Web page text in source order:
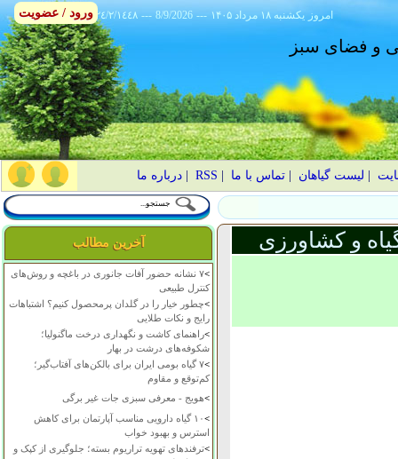
٢٤/٢/١٤٤٨ --- 8/9/2026 --- ۱۴۰۵ يکشنبه ۱۸ مرداد امروز
و فضای سبز
لیست گیاهان |تماس با ما RSS
|درباره ما
آخرین مطالب
>
۷ نشانه حضور آفات جانوری در باغچه و روش‌های
کنترل طبیعی
>چطور خیار را در گلدان پرمحصول کنیم؟ اشتباهات
رایج و نکات طلایی
>راهنمای کاشت و نگهداری درخت ماگنولیا؛
شکوفه‌های درشت در بهار
>
۷ گیاه بومی ایران برای بالکن‌های آفتاب‌گیر؛
کم‌توقع و مقاوم
>هویج - معرفی سبزی جات غیر برگی
>
۱۰ گیاه دارویی مناسب آپارتمان برای کاهش
استرس و بهبود خواب
>ترفندهای تهویه تراریوم بسته؛ جلوگیری از کپک و
و کشاورزی
ورود / عضویت